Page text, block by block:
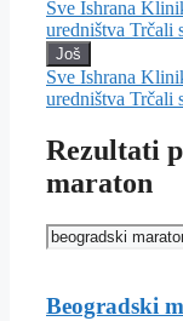
Sve Ishrana
uredništva Trčali
Još
Sve Ishrana
uredništva Trčali
Rezultati
maraton
Beogradski